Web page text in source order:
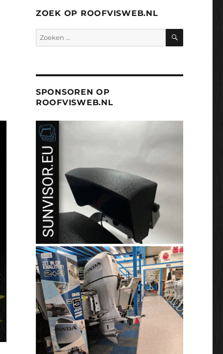
ZOEK OP ROOFVISWEB.NL
Zoeken
naar:
ZOEKEN
SPONSOREN OP
ROOFVISWEB.NL